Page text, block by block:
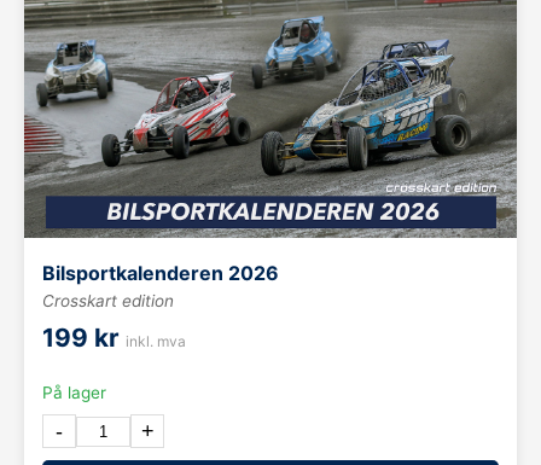
Bilsportkalenderen 2026
Crosskart edition
199 kr inkl. mva
På lager
- +